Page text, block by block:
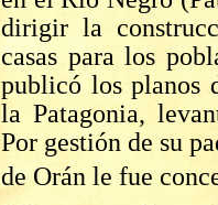
dirigir la
casas para los
publicó los planos
la Patagonia,
Por gestión de su
de Orán le fue